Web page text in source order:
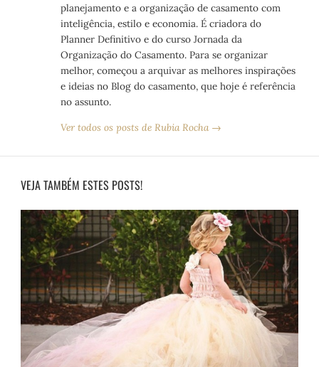
planejamento e a organização de casamento com
inteligência, estilo e economia. É criadora do
Planner Definitivo e do curso Jornada da
Organização do Casamento. Para se organizar
melhor, começou a arquivar as melhores inspirações
e ideias no Blog do casamento, que hoje é referência
no assunto.
Ver todos os posts de Rubia Rocha →
VEJA TAMBÉM ESTES POSTS!